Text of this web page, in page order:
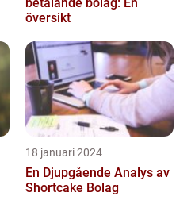
översikt
18 januari 2024
En Djupgående Analys av
Shortcake Bolag